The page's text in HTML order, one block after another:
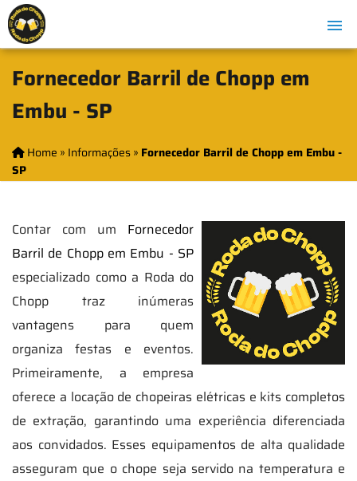
Fornecedor Barril de Chopp em
Embu - SP
Home » Informações» Fornecedor Barril de Chopp em Embu -
SP
Contar com um Fornecedor
Barril de Chopp em Embu - SP
especializado como a Roda do
Chopp traz inúmeras
vantagens para quem
organiza festas e eventos.
Primeiramente, a empresa
oferece a locação de chopeiras elétricas e kits completos
de extração, garantindo uma experiência diferenciada
aos convidados. Esses equipamentos de alta qualidade
asseguram que o chope seja servido na temperatura e